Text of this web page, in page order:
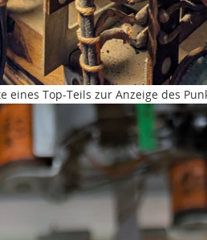
eines Top-Teils zur Anzeige des